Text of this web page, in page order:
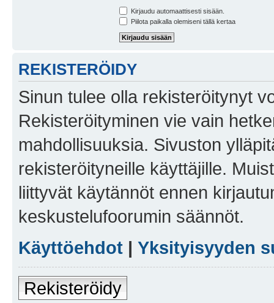
Kirjaudu automaattisesti sisään.
Piilota paikalla olemiseni tällä kertaa
REKISTERÖIDY
Sinun tulee olla rekisteröitynyt
Rekisteröityminen vie vain
mahdollisuuksia. Sivuston
rekisteröityneille käyttäjille.
liittyvät käytännöt ennen
keskustelufoorumin säännöt.
Käyttöehdot | Yksityisyyden
Rekisteröidy